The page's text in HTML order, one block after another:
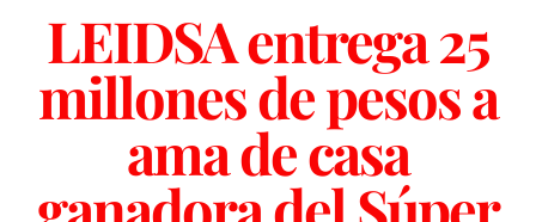
LEIDSA entrega 25
millones de pesos a
ama de casa